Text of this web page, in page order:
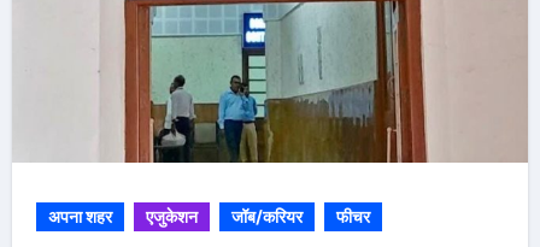
अपना शहर एजुकेशन जॉब/करियर फीचर